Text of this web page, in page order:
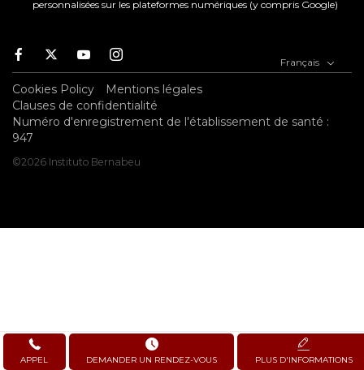
personnalisées sur les plateformes numériques (y compris Google)
Facebook
TwitterYoutubeInstagram Français
Cookies Policy
Mentions légales
Clauses de confidentialité
Numéro d'enregistrement de l'établissement de santé :
947
©2026 Instituto Bernabeu
APPEL DEMANDER UN RENDEZ-VOUS PLUS D'INFORMATIONS